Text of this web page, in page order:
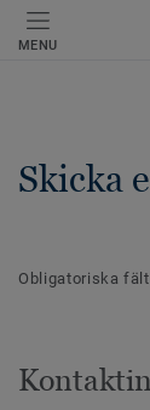
MENU
Skicka
Obligatoriska fält